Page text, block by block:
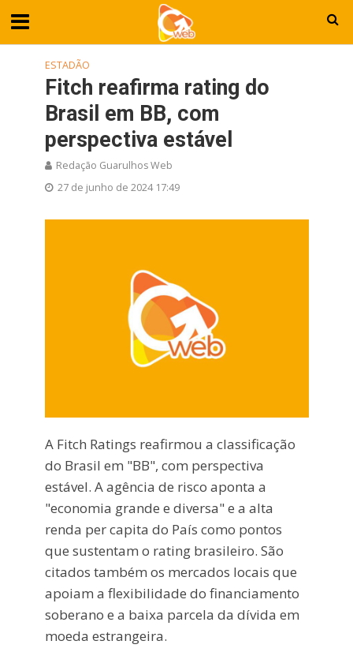
ESTADÃO
Fitch reafirma rating do
Brasil em BB, com
perspectiva estável
Redação Guarulhos Web
27 de junho de 2024 17:49
A Fitch Ratings reafirmou a classificação
do Brasil em "BB", com perspectiva
estável. A agência de risco aponta a
"economia grande e diversa" e a alta
renda per capita do País como pontos
que sustentam o rating brasileiro. São
citados também os mercados locais que
apoiam a flexibilidade do financiamento
soberano e a baixa parcela da dívida em
moeda estrangeira.